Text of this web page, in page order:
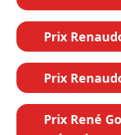
Prix
Prix
Prix René